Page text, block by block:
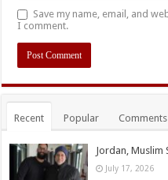
Save my name, email, and
I comment.
Recent Popular Comments
Jordan, Muslim
July 17, 2026